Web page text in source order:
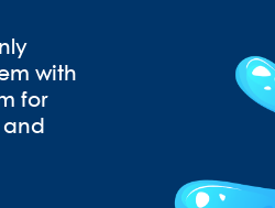
with
for
and